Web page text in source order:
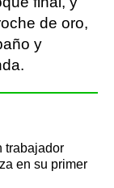
de oro,
y
trabajador
en su primer